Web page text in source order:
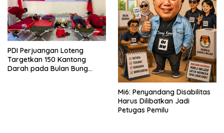
PDI Perjuangan Loteng
Targetkan 150 Kantong
Darah pada Bulan Bung
Mi6: Penyandang Disabilitas
Harus Dilibatkan Jadi
Petugas Pemilu